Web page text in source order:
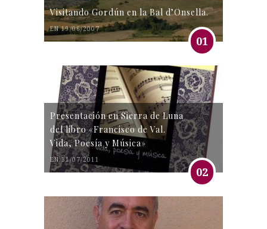
Visitando Gordún en la Bal d’Onsella.
EN 19/06/2007
01
Presentación en Sierra de Luna
del libro «Francisco de Val.
Vida, Poesía y Música»
EN 31/07/2011
02